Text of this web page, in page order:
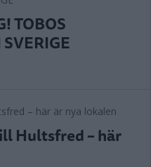
TOBOS
Hultsfred – här